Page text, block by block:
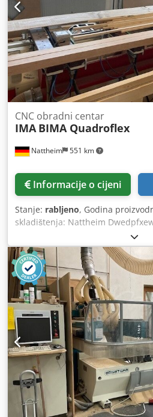
Nattheim 551 km
CNC obradni centar
IMA BIMA Quadroflex
Informacije o cijeni
Stanje: rabljeno, Godina
skladištenja: Nattheim